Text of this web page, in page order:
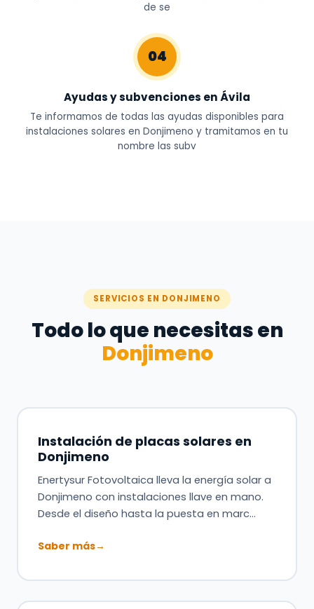
de se
04
Ayudas y subvenciones en Ávila
Te informamos de todas las ayudas disponibles para
instalaciones solares en Donjimeno y tramitamos en tu
nombre las subv
SERVICIOS EN DONJIMENO
Todo lo que necesitas en
Donjimeno
Instalación de placas solares en
Donjimeno
Enertysur Fotovoltaica lleva la energía solar a
Donjimeno con instalaciones llave en mano.
Desde el diseño hasta la puesta en marc…
Saber más→